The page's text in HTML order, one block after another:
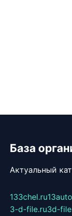
База
Актуальный
133chel.ru
3-d-file.ru3d-